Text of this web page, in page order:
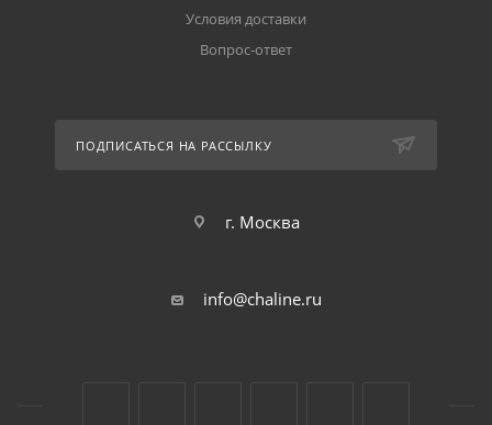
Условия доставки
Вопрос-ответ
ПОДПИСАТЬСЯ НА РАССЫЛКУ
г. Москва
info@chaline.ru